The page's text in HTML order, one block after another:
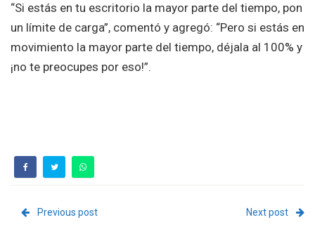
“Si estás en tu escritorio la mayor parte del tiempo, pon
un límite de carga”, comentó y agregó: “Pero si estás en
movimiento la mayor parte del tiempo, déjala al 100% y
¡no te preocupes por eso!”.
Previous post Next post